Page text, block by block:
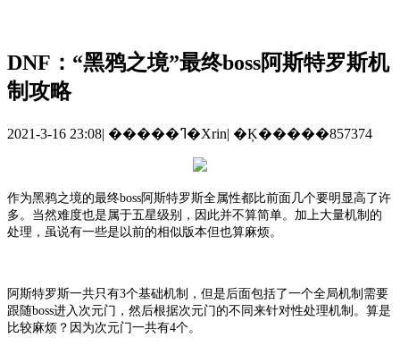
DNF：“黑鸦之境”最终boss阿斯特罗斯机
制攻略
2021-3-16 23:08| �����ߣ�Xrin| �Ķ�����857374
作为黑鸦之境的最终boss阿斯特罗斯全属性都比前面几个要明显高了许
多。当然难度也是属于五星级别，因此并不算简单。加上大量机制的
处理，虽说有一些是以前的相似版本但也算麻烦。
阿斯特罗斯一共只有3个基础机制，但是后面包括了一个全局机制需要
跟随boss进入次元门，然后根据次元门的不同来针对性处理机制。算是
比较麻烦？因为次元门一共有4个。